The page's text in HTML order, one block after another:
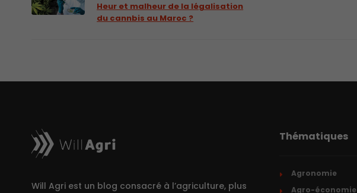
Heur et malheur de la légalisation
du cannbis au Maroc ?
Will Agri est un blog consacré à l’agriculture, plus
Thématiques
Agronomie
Agro-économie